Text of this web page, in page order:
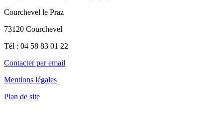
Courchevel le Praz
73120 Courchevel
Tél : 04 58 83 01 22
Contacter par email
Mentions légales
Plan de site